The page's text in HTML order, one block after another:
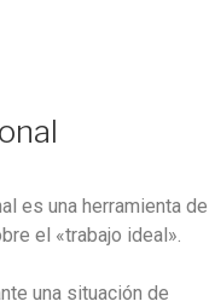
es una herramienta de
el «trabajo ideal».
una situación de